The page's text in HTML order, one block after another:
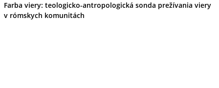
Farba viery: teologicko-antropologická sonda prežívania viery
v rómskych komunitách